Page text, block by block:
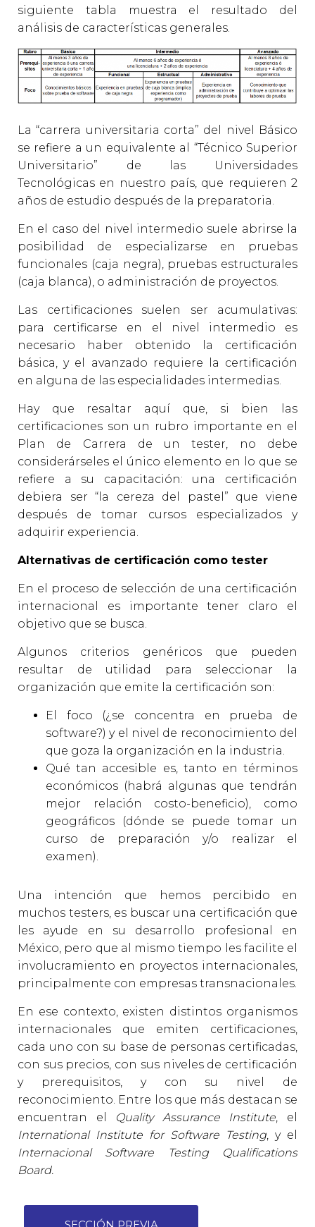
siguiente tabla muestra el resultado del
análisis de características generales.
La “carrera universitaria corta” del nivel Básico
se refiere a un equivalente al “Técnico Superior
Universitario” de las Universidades
Tecnológicas en nuestro país, que requieren 2
años de estudio después de la preparatoria.
En el caso del nivel intermedio suele abrirse la
posibilidad de especializarse en pruebas
funcionales (caja negra), pruebas estructurales
(caja blanca), o administración de proyectos.
Las certificaciones suelen ser acumulativas:
para certificarse en el nivel intermedio es
necesario haber obtenido la certificación
básica, y el avanzado requiere la certificación
en alguna de las especialidades intermedias.
Hay que resaltar aquí que, si bien las
certificaciones son un rubro importante en el
Plan de Carrera de un tester, no debe
considerárseles el único elemento en lo que se
refiere a su capacitación: una certificación
debiera ser “la cereza del pastel” que viene
después de tomar cursos especializados y
adquirir experiencia.
Alternativas de certificación como tester
En el proceso de selección de una certificación
internacional es importante tener claro el
objetivo que se busca.
Algunos criterios genéricos que pueden
resultar de utilidad para seleccionar la
organización que emite la certificación son:
El foco (¿se concentra en prueba de
software?) y el nivel de reconocimiento del
que goza la organización en la industria.
Qué tan accesible es, tanto en términos
económicos (habrá algunas que tendrán
mejor relación costo-beneficio), como
geográficos (dónde se puede tomar un
curso de preparación y/o realizar el
examen).
Una intención que hemos percibido en
muchos testers, es buscar una certificación que
les ayude en su desarrollo profesional en
México, pero que al mismo tiempo les facilite el
involucramiento en proyectos internacionales,
principalmente con empresas transnacionales.
En ese contexto, existen distintos organismos
internacionales que emiten certificaciones,
cada uno con su base de personas certificadas,
con sus precios, con sus niveles de certificación
y prerequisitos, y con su nivel de
reconocimiento. Entre los que más destacan se
encuentran el Quality Assurance Institute, el
International Institute for Software Testing, y el
Internacional
Software Testing Qualifications
Board.